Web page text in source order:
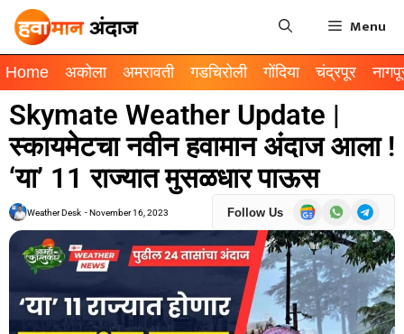
Menu
Home अकोला अमरावती गडचिरोली गोंदिया चंद्रपूर
Skymate Weather Update |
स्कायमेटचा नवीन हवामान अंदाज आला !
‘या’ 11 राज्यात मुसळधार पाऊस
Weather Desk -November 16, 2023 Follow Us